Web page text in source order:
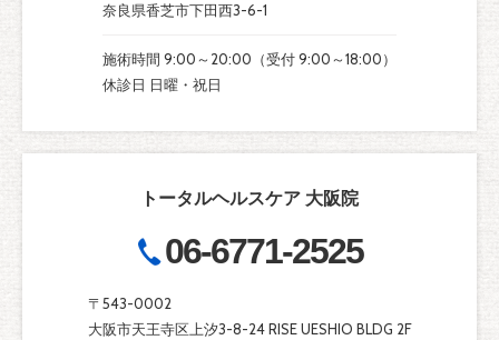
奈良県香芝市下田西3-6-1
施術時間 9:00～20:00（受付 9:00～18:00）
休診日 日曜・祝日
トータルヘルスケア 大阪院
06-6771-2525
〒543-0002
大阪市天王寺区上汐3-8-24 RISE UESHIO BLDG 2F